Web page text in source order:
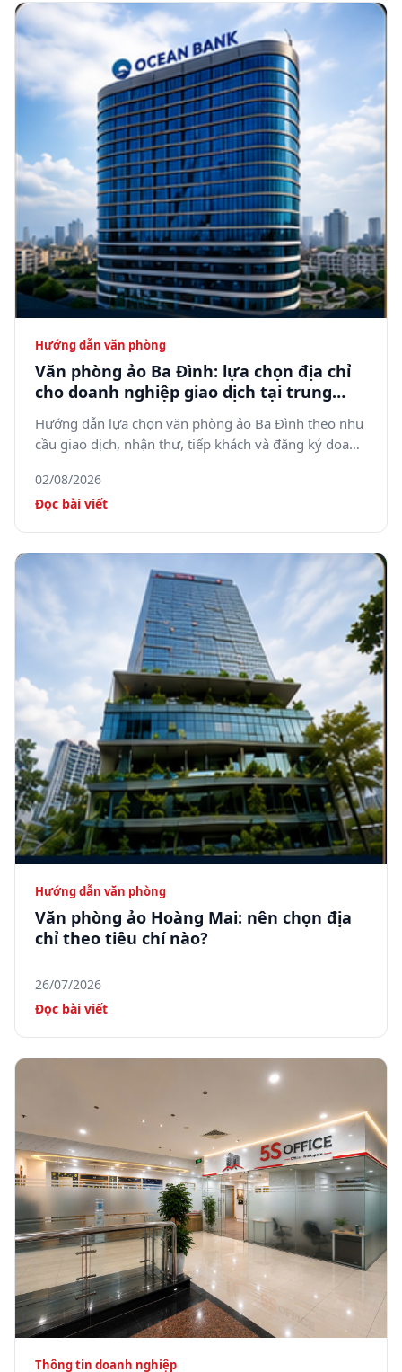
Hướng dẫn văn phòng
Văn phòng ảo Ba Đình: lựa chọn địa chỉ
cho doanh nghiệp giao dịch tại trung
tâm Hà Nội
Hướng dẫn lựa chọn văn phòng ảo Ba Đình theo nhu
cầu giao dịch, nhận thư, tiếp khách và đăng ký doanh
02/08/2026
Đọc bài viết
Hướng dẫn văn phòng
Văn phòng ảo Hoàng Mai: nên chọn địa
chỉ theo tiêu chí nào?
26/07/2026
Đọc bài viết
Thông tin doanh nghiệp